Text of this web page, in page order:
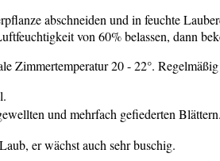
abschneiden und in feuchte
von 60% belassen, dann
Zimmertemperatur 20 - 22°.
und mehrfach gefiederten Blättern.
er wächst auch sehr buschig.